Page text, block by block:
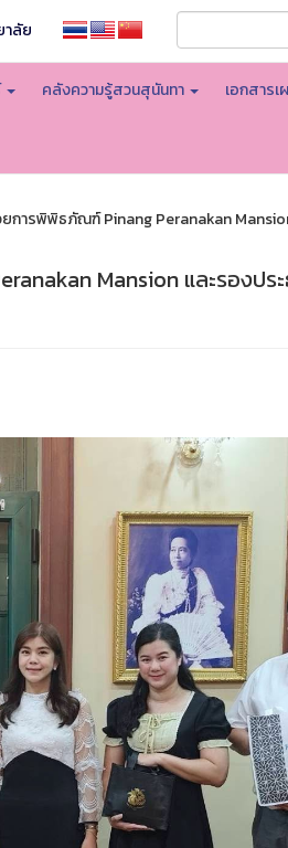
าลัย
คลังความรู้สวนสุนันทา เอกสาร
ารพิพิธภัณฑ์ Pinang Peranakan
Mansion และรองปร